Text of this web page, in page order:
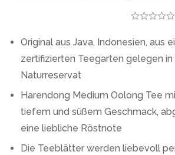
Original aus Java, Indonesien, aus
zertifizierten Teegarten gelegen in
Naturreservat
Harendong Medium Oolong Tee
tiefem und süßem Geschmack,
eine liebliche Röstnote
Die Teeblätter werden liebevoll